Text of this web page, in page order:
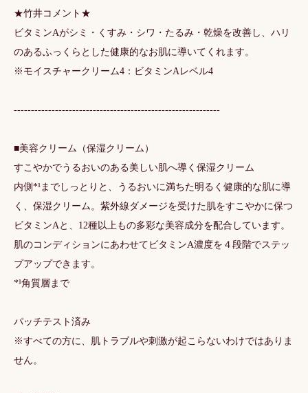
★竹井コメント★
ビタミンAがシミ・くすみ・シワ・たるみ・乾燥を改善し、ハリ
のあるふっくらとした健康的なお肌に導いてくれます。
※モイスチャークリーム4：ビタミンAレベル4
------------------------------------------------------------
■美容クリーム（保湿クリーム）
すこやかでうるおいのある美しい肌へ導く保湿クリーム
内側*¹までしっとりと、うるおいに満ちた明るく健康的な肌に導
く、保湿クリーム。紫外線ダメージを受けた肌をすこやかに保つ
ビタミンAと、12種以上もの多彩な美容成分を配合しています。
肌のコンディションにあわせてビタミンA濃度を４段階でステッ
プアップできます。
*¹角質層まで
パッチテスト済み
※すべての方に、肌トラブルや刺激が起こらないわけではありま
せん。